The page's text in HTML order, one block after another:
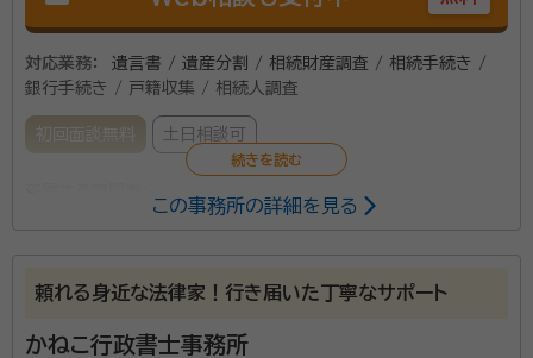
対応業務：
遺言書 / 遺産分割 / 相続財産調査 / 相続手続き /
銀行手続き / 戸籍収集 / 相続人調査
初回面談無料 土日相談可
相続や遺言のほか、離婚協議書の作成や会社設立など、
幅広く対応しています。書類の作成ひとつでも、効果的
この事務所の詳細を見る
頼れる身近な法律家！行き届いた丁寧なサポート
かねこ行政書士事務所